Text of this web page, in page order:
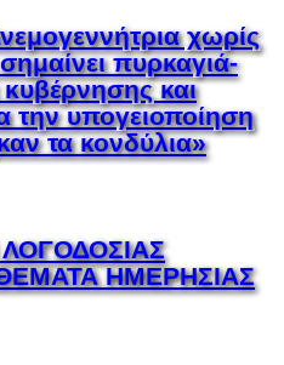
χωρίς
πυρκαγιά-
και
την υπογειοποίηση
τα κονδύλια»
ΗΜΕΡΗΣΙΑΣ